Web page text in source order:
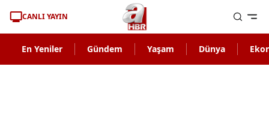
CANLI YAYIN
En Yeniler Gündem Yaşam Dünya